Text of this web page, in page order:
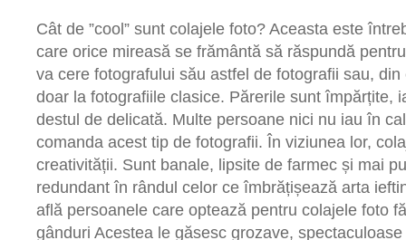
Cât de ”cool” sunt colajele foto? Aceasta este
care orice mireasă se frământă să răspundă
va cere fotografului său astfel de fotografii sau,
doar la fotografiile clasice. Părerile sunt împărțite,
destul de delicată. Multe persoane nici nu iau în
comanda acest tip de fotografii. În viziunea lor,
creativității. Sunt banale, lipsite de farmec și mai
redundant în rândul celor ce îmbrățișează arta
află persoanele care optează pentru colajele foto
gânduri Acestea le găsesc grozave,